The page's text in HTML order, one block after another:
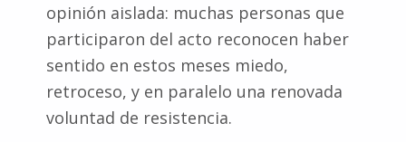
opinión aislada: muchas personas que
participaron del acto reconocen haber
sentido en estos meses miedo,
retroceso, y en paralelo una renovada
voluntad de resistencia.